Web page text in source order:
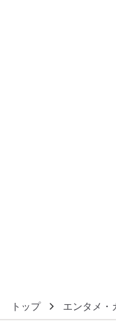
トップ エンタメ・